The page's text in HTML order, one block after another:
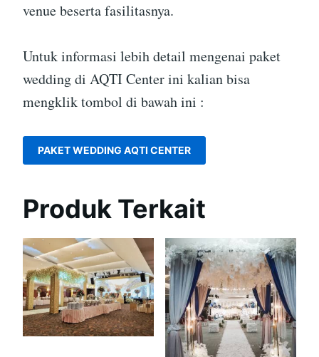
venue beserta fasilitasnya.
Untuk informasi lebih detail mengenai paket
wedding di AQTI Center ini kalian bisa
mengklik tombol di bawah ini :
PAKET WEDDING AQTI CENTER
Produk Terkait